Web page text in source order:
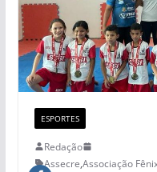
ESPORTES
Redação
Assecre,Associação